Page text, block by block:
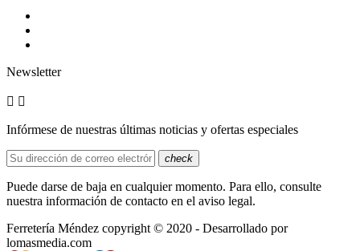
Newsletter
 
Infórmese de nuestras últimas noticias y ofertas especiales
check
Puede darse de baja en cualquier momento. Para ello, consulte
nuestra información de contacto en el aviso legal.
Ferretería Méndez copyright © 2020 - Desarrollado por
lomasmedia.com